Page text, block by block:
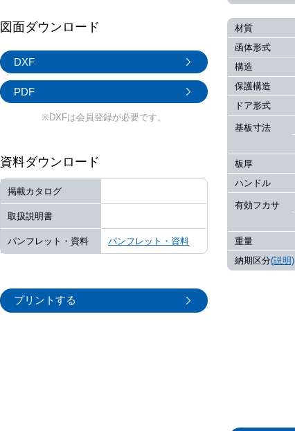
図面ダウンロード
DXF
PDF
※DXFは会員登録が必要です。
資料ダウンロード
掲載カタログ
取扱説明書
パンフレット・資料 パンフレット・資料
プリントする
材質
函体形式
構造
保護構造
ドア形式
基板寸法
板厚
ハンドル
有効フカサ
重量
納期区分(説明)